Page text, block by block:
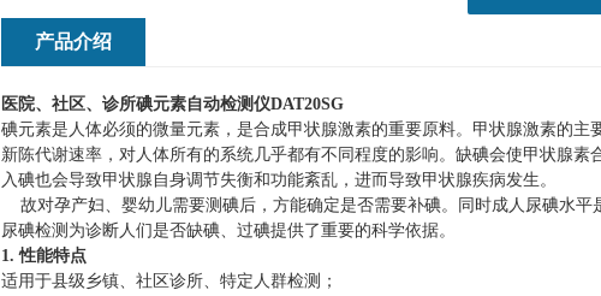
产品介绍
医院、社区、诊所碘元素自动检测仪DAT20SG
碘元素是人体必须的微量元素，是合成甲状腺激素的重要原料。甲状腺激素的主
新陈代谢速率，对人体所有的系统几乎都有不同程度的影响。缺碘会使甲状腺
入碘也会导致甲状腺自身调节失衡和功能紊乱，进而导致甲状腺疾病发生。
故对孕产妇、婴幼儿需要测碘后，方能确定是否需要补碘。同时成人尿碘水
尿碘检测为诊断人们是否缺碘、过碘提供了重要的科学依据。
1.性能特点
适用于县级乡镇、社区诊所、特定人群检测；